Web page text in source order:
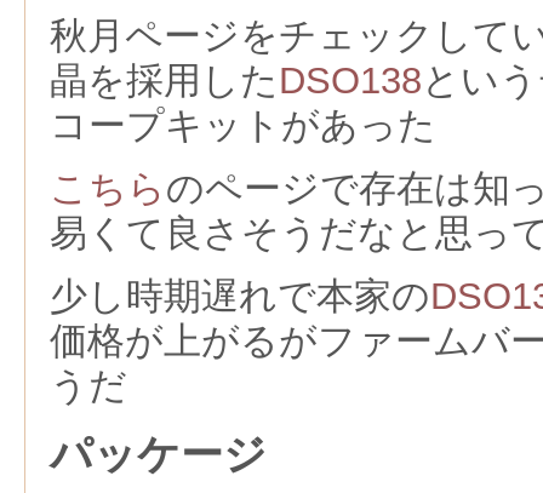
秋月ページをチェックして
晶を採用した DSO138とい
コープキットがあった
こちら のページで存在は知
易くて良さそうだなと思っ
少し時期遅れで本家の
価格が上がるがファームバ
うだ
パッケージ